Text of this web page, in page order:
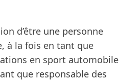
d’être une personne
à la fois en tant que
en sport automobile
que responsable des